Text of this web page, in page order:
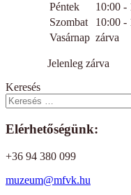
Péntek
10:00 -
Szombat
10:00 -
Vasárnap zárva
Jelenleg zárva
Keresés
Elérhetőségünk:
+36 94 380 099
muzeum@mfvk.hu